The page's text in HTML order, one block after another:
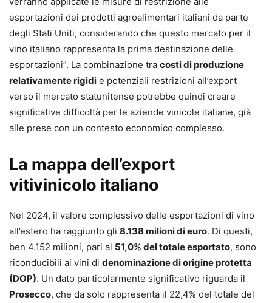
esportazioni dei prodotti agroalimentari italiani da parte
degli Stati Uniti, considerando che questo mercato per il
vino italiano rappresenta la prima destinazione delle
esportazioni”. La combinazione tra costi di produzione
relativamente rigidi e potenziali restrizioni all’export
verso il mercato statunitense potrebbe quindi creare
significative difficoltà per le aziende vinicole italiane, già
alle prese con un contesto economico complesso.
La mappa dell’export
vitivinicolo italiano
Nel 2024, il valore complessivo delle esportazioni di vino
all’estero ha raggiunto gli 8.138 milioni di euro. Di questi,
ben 4.152 milioni, pari al 51,0% del totale esportato, sono
riconducibili ai vini di denominazione di origine protetta
(DOP). Un dato particolarmente significativo riguarda il
Prosecco, che da solo rappresenta il 22,4% del totale del